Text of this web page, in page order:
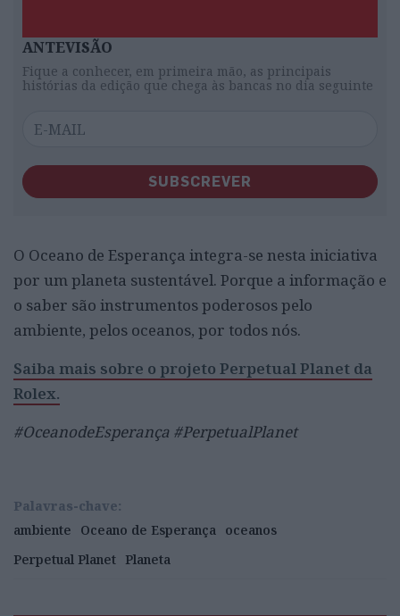
ANTEVISÃO
Fique a conhecer, em primeira mão, as principais
histórias da edição que chega às bancas no dia seguinte
SUBSCREVER
O Oceano de Esperança integra-se nesta iniciativa
por um planeta sustentável. Porque a informação e
o saber são instrumentos poderosos pelo
ambiente, pelos oceanos, por todos nós.
Saiba mais sobre o projeto Perpetual Planet da
Rolex.
#OceanodeEsperança #PerpetualPlanet
Palavras-chave:
ambiente
Oceano de Esperança oceanos
Perpetual Planet Planeta